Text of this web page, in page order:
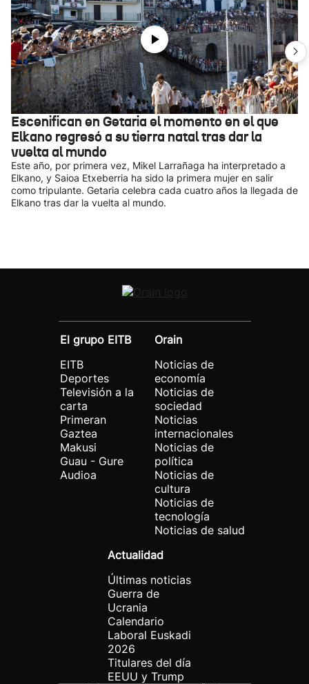
Escenifican en Getaria el momento en el que
Elkano regresó a su tierra natal tras dar la
vuelta al mundo
Este año, por primera vez, Mikel Larrañaga ha interpretado a
Elkano, y Saioa Etxeberria ha sido la primera mujer en salir
como tripulante. Getaria celebra cada cuatro años la llegada de
Elkano tras dar la vuelta al mundo.
El grupo EITB
EITB
Deportes
Televisión a la
carta
Primeran
Gaztea
Makusi
Guau - Gure
Audioa
Orain
Noticias de
economía
Noticias de
sociedad
Noticias
internacionales
Noticias de
política
Noticias de
cultura
Noticias de
tecnología
Noticias de salud
Actualidad
Últimas noticias
Guerra de
Ucrania
Calendario
Laboral Euskadi
2026
Titulares del día
EEUU y Trump